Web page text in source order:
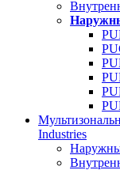
Industries